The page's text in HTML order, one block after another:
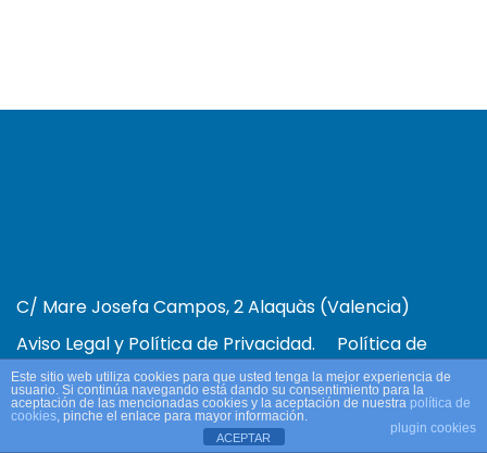
C/ Mare Josefa Campos, 2 Alaquàs (Valencia)
Aviso Legal y Política de Privacidad.
Política de
Cookies.
Este sitio web utiliza cookies para que usted tenga la mejor experiencia de
usuario. Si continúa navegando está dando su consentimiento para la
aceptación de las mencionadas cookies y la aceptación de nuestra política de
cookies, pinche el enlace para mayor información.
plugin cookies
ACEPTAR